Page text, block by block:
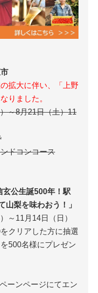
拡大に伴い、「上野
りました。
～8月21日（土）11
ドコンコース
公生誕500年！駅
梨を味わおう！」
～11月14日（日）
クリアした方に抽選
500名様にプレゼン
ーンページにてエン